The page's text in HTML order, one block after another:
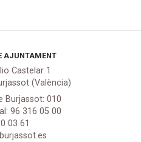
AJUNTAMENT
Castelar 1
(València)
Burjassot: 010
96 316 05 00
03 61